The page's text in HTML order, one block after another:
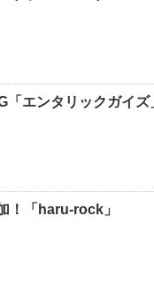
「エンタリックガイズ
！「haru-rock」